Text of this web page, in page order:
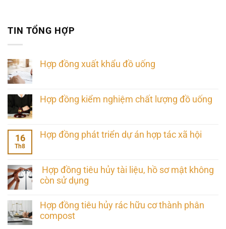
TIN TỔNG HỢP
Hợp đồng xuất khẩu đồ uống
Hợp đồng kiểm nghiệm chất lượng đồ uống
16
Th8
Hợp đồng phát triển dự án hợp tác xã hội
Hợp đồng tiêu hủy tài liệu, hồ sơ mật không
còn sử dụng
Hợp đồng tiêu hủy rác hữu cơ thành phân
compost